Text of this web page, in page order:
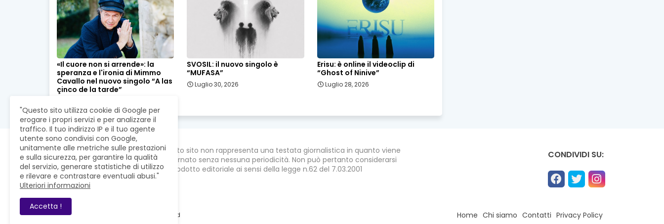
«Il cuore non si arrende»: la
speranza e l'ironia di Mimmo
Cavallo nel nuovo singolo “A las
çinco de la tarde”
SVOSIL: il nuovo singolo è
“MUFASA”
Luglio 30, 2026
Erisu: è online il videoclip di
“Ghost of Ninive”
Luglio 28, 2026
Questo sito non rappresenta una testata giornalistica in quanto viene
aggiornato senza nessuna periodicità. Non può pertanto considerarsi
un prodotto editoriale ai sensi della legge n.62 del 7.03.2001
CONDIVIDI SU:
Home Chi siamo Contatti Privacy Policy
RevistaWeb © 2021. All Right Reserved
"Questo sito utilizza cookie di Google per
erogare i propri servizi e per analizzare il
traffico. Il tuo indirizzo IP e il tuo agente
utente sono condivisi con Google,
unitamente alle metriche sulle prestazioni
e sulla sicurezza, per garantire la qualità
del servizio, generare statistiche di utilizzo
e rilevare e contrastare eventuali abusi."
Ulteriori informazioni
Accetta !